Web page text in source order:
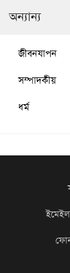
অন্যান্য
জীবনযাপন
সম্পাদকীয়
ধর্ম